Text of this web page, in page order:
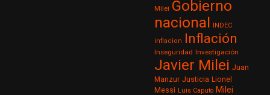
Milei Gobierno
nacional INDEC
inflacion Inflación
Inseguridad Investigación
Javier Milei Juan
Manzur Justicia Lionel
Messi Luis Caputo Milei